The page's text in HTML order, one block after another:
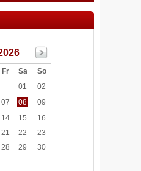
Fr Sa
So
01
02
07 08
09
14 15
16
21 22
23
28 29
30